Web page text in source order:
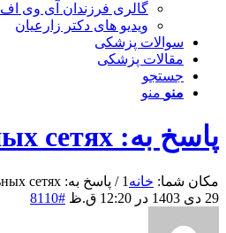
گالری فرزندان آی وی اف
ویدیو های دکتر زارعیان
سوالات پزشکی
مقالات پزشکی
جستجو
منو منو
پاسخ به: SMM продвижение в социальных сетях
مکان شما: خانه 1
/ پاسخ به: SMM продвижение в социальных сетях...
29 دی 1403 در 12:20 ق.ظ
#8110